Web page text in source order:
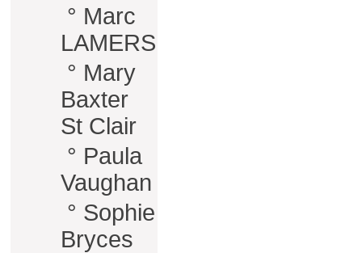
° Marc
LAMERS
° Mary
Baxter
St Clair
° Paula
Vaughan
° Sophie
Bryces